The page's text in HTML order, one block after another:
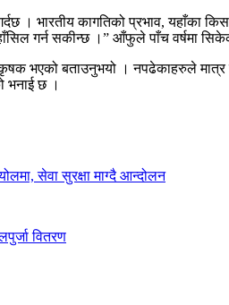
। भारतीय कागतिको प्रभाव, यहाँका
गर्न सकीन्छ ।” आँफुले पाँच वर्षमा
भएको बताउनुभयो । नपढेकाहरुले मात्र
भनाई छ ।
सेवा सुरक्षा माग्दै आन्दोलन
वितरण